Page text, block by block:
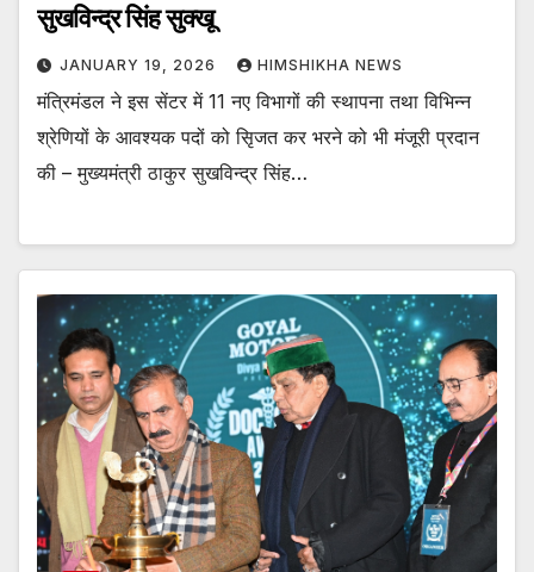
सुखविन्द्र सिंह सुक्खू
JANUARY 19, 2026 HIMSHIKHA NEWS
मंत्रिमंडल ने इस सेंटर में 11 नए विभागों की स्थापना तथा विभिन्न
श्रेणियों के आवश्यक पदों को सृिजत कर भरने को भी मंजूरी प्रदान
की – मुख्यमंत्री ठाकुर सुखविन्द्र सिंह…